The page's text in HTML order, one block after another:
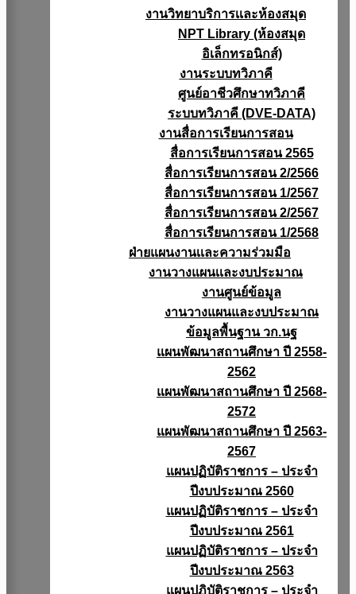
งานวิทยาบริการเเละห้องสมุด
NPT Library (ห้องสมุด
อิเล็กทรอนิกส์)
งานระบบทวิภาคี
ศูนย์อาชีวศึกษาทวิภาคี
ระบบทวิภาคี (DVE-DATA)
งานสื่อการเรียนการสอน
สื่อการเรียนการสอน 2565
สื่อการเรียนการสอน 2/2566
สื่อการเรียนการสอน 1/2567
สื่อการเรียนการสอน 2/2567
สื่อการเรียนการสอน 1/2568
ฝ่ายแผนงานเเละความร่วมมือ
งานวางแผนเเละงบประมาณ
งานศูนย์ข้อมูล
งานวางแผนและงบประมาณ
ข้อมูลพื้นฐาน วก.นฐ
แผนพัฒนาสถานศึกษา ปี 2558-
2562
แผนพัฒนาสถานศึกษา ปี 2568-
2572
แผนพัฒนาสถานศึกษา ปี 2563-
2567
แผนปฏิบัติราชการ – ประจำ
ปีงบประมาณ 2560
แผนปฏิบัติราชการ – ประจำ
ปีงบประมาณ 2561
แผนปฏิบัติราชการ – ประจำ
ปีงบประมาณ 2563
แผนปฏิบัติราชการ – ประจำ